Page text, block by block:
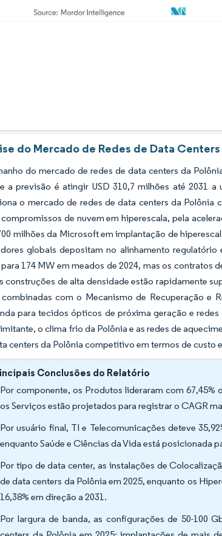
do Mercado de Redes de Data
do mercado de redes de data centers da
a previsão é atingir USD 310,7 milhões até 2031
o mercado de redes de data centers da Polônia
de nuvem em hiperescala, pela
milhões da Microsoft em implantação de
globais depositam no alinhamento
174 MW em meados de 2024, mas os contratos
construções de alta densidade estão rapidamente
com o Mecanismo de Recuperação e
para tecidos ópticos de próxima geração e
o clima frio da Polônia e as redes de
centers da Polônia competitivo em termos de custo
Conclusões do Relatório
Por componente, os Produtos lideraram com
os Serviços estão projetados para registrar o CAGR
Por usuário final, TI e Telecomunicações deteve
enquanto Saúde e Ciências da Vida está posicionada
Por tipo de data center, as instalações de
de data centers da Polônia em 2025, enquanto os
16,38% em direção a 2031.
Por largura de banda, as configurações de 50-100